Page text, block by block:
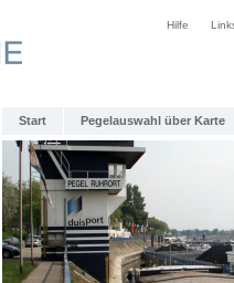
Hilfe
Start Pegelauswahl über Karte